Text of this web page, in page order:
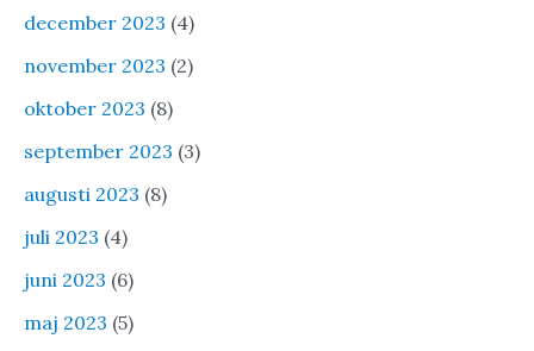
december 2023 (4)
november 2023 (2)
oktober 2023 (8)
september 2023 (3)
augusti 2023 (8)
juli 2023 (4)
juni 2023 (6)
maj 2023 (5)